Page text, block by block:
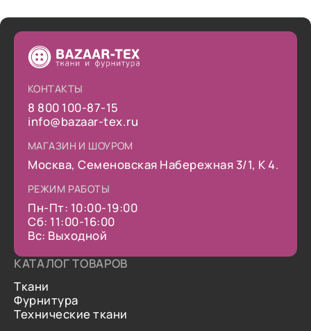
КОНТАКТЫ
8 800 100-87-15
info@bazaar-tex.ru
МАГАЗИН И ШОУРОМ
Москва, Семеновская Набережная 3/1, К 4.
РЕЖИМ РАБОТЫ
Пн-Пт: 10:00-19:00
Сб: 11:00-16:00
Вс: Выходной
КАТАЛОГ ТОВАРОВ
Ткани
Фурнитура
Технические ткани